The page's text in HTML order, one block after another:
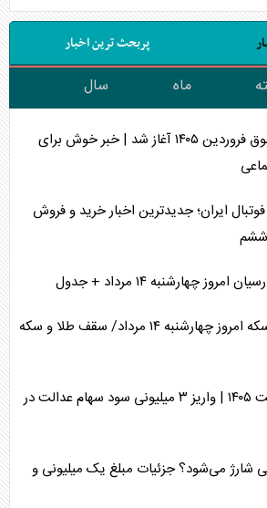
پربحث ترین اخبار
ماه سال
واریز مابه‌التفاوت حقوق فروردین ۱۴۰۵ آغاز شد | خبر خوش برای
فوتبال ایران؛ جدیدترین اخبار خرید و فروش
ششم
چهارشنبه ۱۴ مرداد + جدول
آخرین قیمت طلا و سکه امروز چهارشنبه ۱۴ مرداد/ سقف طلا و سکه
واریز سود سهام عدالت ۱۴۰۵ | واریز ۳ میلیونی سود سهام عدالت در
مرداد ۱۴۰۵ کی شارژ می‌شود؟ جزئیات مبلغ یک میلیونی و